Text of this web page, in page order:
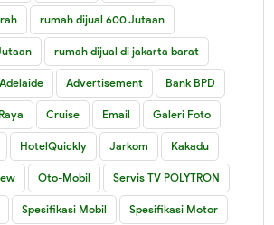
rumah dijual 600 Jutaan
rumah dijual di jakarta barat
Adelaide Advertisement Bank BPD
Cruise Email Galeri Foto
HotelQuickly Jarkom Kakadu
Oto-Mobil Servis TV POLYTRON
Spesifikasi Mobil Spesifikasi Motor